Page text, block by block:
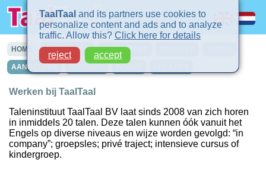
HOME CURSUSSEN IN-COMPANY
AANMELDEN
Werken bij TaalTaal
Taleninstituut TaalTaal BV laat sinds 2008 van zich horen
in inmiddels 20 talen. Deze talen kunnen óók vanuit het
Engels op diverse niveaus en wijze worden gevolgd: “in
company”; groepsles; privé traject; intensieve cursus of
kindergroep.
TaalTaal and its partners use cookies to
personalize content and ads and to analyze
traffic. Allow this? Click here for details
reject
accept